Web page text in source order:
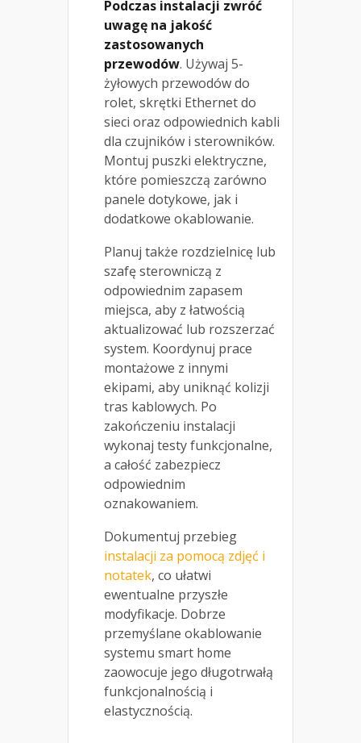
Podczas instalacji zwróć
uwagę na jakość
zastosowanych
przewodów. Używaj 5-
żyłowych przewodów do
rolet, skrętki Ethernet do
sieci oraz odpowiednich kabli
dla czujników i sterowników.
Montuj puszki elektryczne,
które pomieszczą zarówno
panele dotykowe, jak i
dodatkowe okablowanie.
Planuj także rozdzielnicę lub
szafę sterowniczą z
odpowiednim zapasem
miejsca, aby z łatwością
aktualizować lub rozszerzać
system. Koordynuj prace
montażowe z innymi
ekipami, aby uniknąć kolizji
tras kablowych. Po
zakończeniu instalacji
wykonaj testy funkcjonalne,
a całość zabezpiecz
odpowiednim
oznakowaniem.
Dokumentuj przebieg
instalacji za pomocą zdjęć i
notatek, co ułatwi
ewentualne przyszłe
modyfikacje. Dobrze
przemyślane okablowanie
systemu smart home
zaowocuje jego długotrwałą
funkcjonalnością i
elastycznością.